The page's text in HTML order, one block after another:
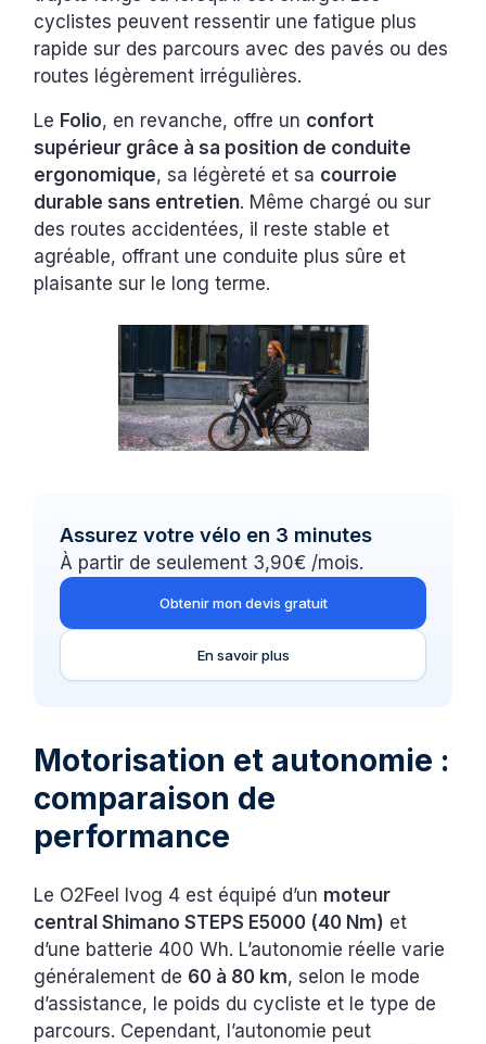
cyclistes peuvent ressentir une fatigue plus
rapide sur des parcours avec des pavés ou des
routes légèrement irrégulières.
Le Folio, en revanche, offre un confort
supérieur grâce à sa position de conduite
ergonomique, sa légèreté et sa courroie
durable sans entretien. Même chargé ou sur
des routes accidentées, il reste stable et
agréable, offrant une conduite plus sûre et
plaisante sur le long terme.
Assurez votre vélo en 3 minutes
À partir de seulement 3,90€ /mois.
Obtenir mon devis gratuit
En savoir plus
Motorisation et autonomie :
comparaison de
performance
Le O2Feel Ivog 4 est équipé d’un moteur
central Shimano STEPS E5000 (40 Nm) et
d’une batterie 400 Wh. L’autonomie réelle varie
généralement de 60 à 80 km, selon le mode
d’assistance, le poids du cycliste et le type de
parcours. Cependant, l’autonomie peut